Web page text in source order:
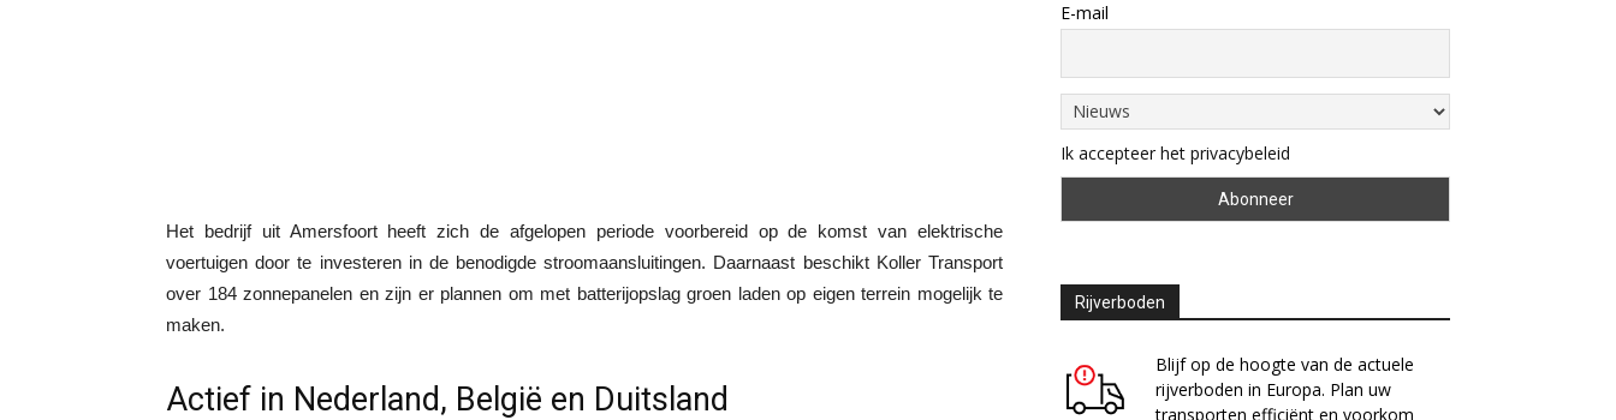
Het bedrijf uit Amersfoort heeft zich de afgelopen periode voorbereid op de komst van elektrische
voertuigen door te investeren in de benodigde stroomaansluitingen. Daarnaast beschikt Koller Transport
over 184 zonnepanelen en zijn er plannen om met batterijopslag groen laden op eigen terrein mogelijk te
maken.
Actief in Nederland, België en Duitsland
E-mail
Ik accepteer het privacybeleid
Rijverboden
Blijf op de hoogte van de actuele
rijverboden in Europa. Plan uw
transporten efficiënt en voorkom